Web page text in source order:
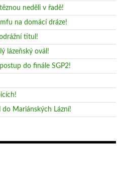
neděli v řadě!
na domácí dráze!
titul!
lázeňský ovál!
do finále SGP2!
Mariánských Lázní!